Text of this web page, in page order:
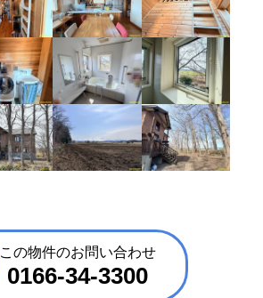
この物件のお問い合わせ
0166-34-3300